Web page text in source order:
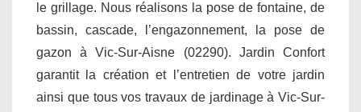
le grillage. Nous réalisons la pose de fontaine, de
bassin, cascade, l’engazonnement, la pose de
gazon à Vic-Sur-Aisne (02290). Jardin Confort
garantit la création et l’entretien de votre jardin
ainsi que tous vos travaux de jardinage à Vic-Sur-